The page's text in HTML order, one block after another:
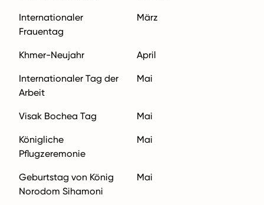
Internationaler
Frauentag
März
Khmer-Neujahr April
Internationaler Tag der
Arbeit
Mai
Visak Bochea Tag Mai
Königliche
Pflugzeremonie
Mai
Geburtstag von König
Norodom Sihamoni
Mai